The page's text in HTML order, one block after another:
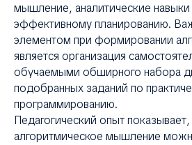
мышление, аналитические
эффективному планированию.
элементом при формировании
является организация
обучаемыми обширного набора
подобранных заданий по
программированию.
Педагогический опыт показывает,
алгоритмическое мышление